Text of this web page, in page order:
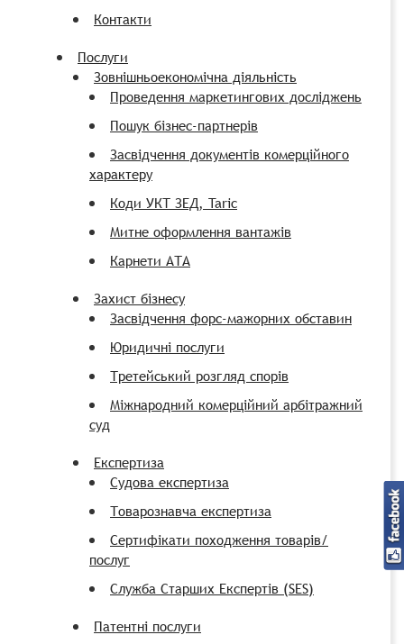
Контакти
Послуги
Зовнішньоекономічна діяльність
Проведення маркетингових досліджень
Пошук бізнес-партнерів
Засвідчення документів комерційного
характеру
Коди УКТ ЗЕД, Taric
Митне оформлення вантажів
Карнети АТА
Захист бізнесу
Засвідчення форс-мажорних обставин
Юридичні послуги
Третейський розгляд спорів
Міжнародний комерційний арбітражний
суд
Експертиза
Судова експертиза
Товарознавча експертиза
Сертифікати походження товарів/
послуг
Служба Старших Експертів (SES)
Патентні послуги